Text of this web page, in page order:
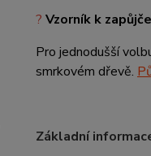
? Vzorník k
Pro jednodušší
smrkovém dřevě.
Základní